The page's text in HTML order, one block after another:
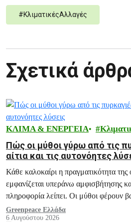
#ΚλιματικέςΑλλαγές
Σχετικά
ΚΛΙΜΑ & ΕΝΕΡΓΕΙΑ
Πώς οι μύθοι γύρω από τις
αίτια και τις αυτονόητες
Κάθε καλοκαίρι η πραγματικότητα της
εμφανίζεται υπεράνω αμφισβήτησης
πληροφορία λείπει. Οι μύθοι φέρουν
ξεδιάλυμά τους αποτελεί ευθύνη μας.
Greenpeace Ελλάδα
6 Αυγούστου 2026